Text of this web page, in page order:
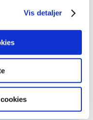
Vis detaljer
udstyr